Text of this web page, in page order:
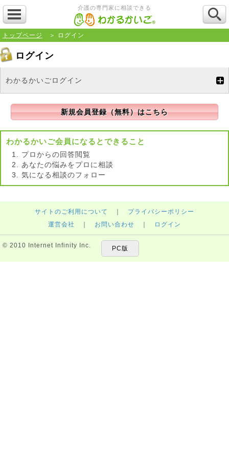
介護の専門家に相談できる
トップページ ＞ ログイン
ログイン
わかるかいごログイン
新規会員登録（無料）はこちら
わかるかいご会員になるとできること
プロからの回答閲覧
あなたの悩みをプロに相談
気になる相談のフォロー
サイトのご利用について
プライバシーポリシー
運営会社
お問い合わせ ログイン
© 2010 Internet Infinity Inc. PC版